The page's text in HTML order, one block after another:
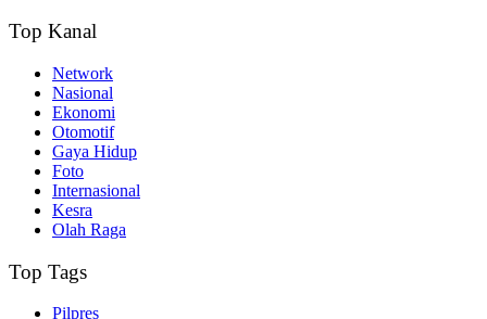
Top Kanal
Network
Nasional
Ekonomi
Otomotif
Gaya Hidup
Foto
Internasional
Kesra
Olah Raga
Top Tags
Pilpres